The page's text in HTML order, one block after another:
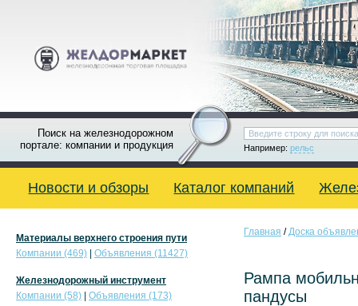
Поиск на железнодорожном
портале: компании и продукция
Например: рельс
Новости и обзоры Каталог компаний
Главная /Доска
Рампа
пандусы
Материалы верхнего строения пути
Компании (469)
Объявления (11427)
Железнодорожный инструмент
Компании (58)
Объявления (173)